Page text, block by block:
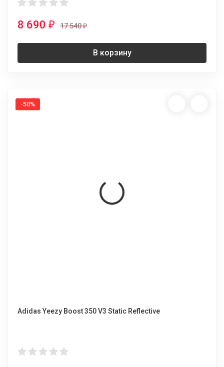
8 690 ₽ 17 540₽
В корзину
-50%
Adidas Yeezy Boost 350 V3 Static Reflective